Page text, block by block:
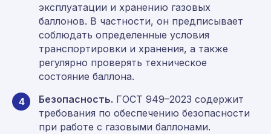
эксплуатации и хранению газовых
баллонов. В частности, он предписывает
соблюдать определенные условия
транспортировки и хранения, а также
регулярно проверять техническое
состояние баллона.
4 Безопасность. ГОСТ 949–2023 содержит
требования по обеспечению безопасности
при работе с газовыми баллонами.